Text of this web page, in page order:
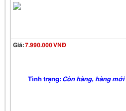
Giá:7.990.000 VNĐ
Tình trạng: Còn hàng, hàng mới